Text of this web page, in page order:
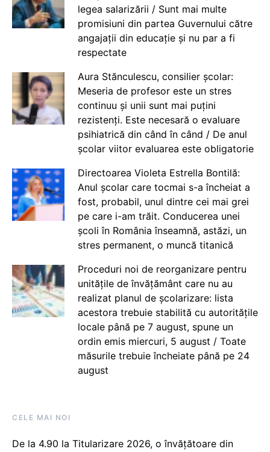
legea salarizării / Sunt mai multe
promisiuni din partea Guvernului către
angajații din educație și nu par a fi
respectate
Aura Stănculescu, consilier școlar:
Meseria de profesor este un stres
continuu și unii sunt mai puțini
rezistenți. Este necesară o evaluare
psihiatrică din când în când / De anul
școlar viitor evaluarea este obligatorie
Directoarea Violeta Estrella Bontilă:
Anul școlar care tocmai s-a încheiat a
fost, probabil, unul dintre cei mai grei
pe care i-am trăit. Conducerea unei
școli în România înseamnă, astăzi, un
stres permanent, o muncă titanică
Proceduri noi de reorganizare pentru
unitățile de învățământ care nu au
realizat planul de școlarizare: lista
acestora trebuie stabilită cu autoritățile
locale până pe 7 august, spune un
ordin emis miercuri, 5 august / Toate
măsurile trebuie încheiate până pe 24
august
CELE MAI NOI
De la 4.90 la Titularizare 2026, o învățătoare din